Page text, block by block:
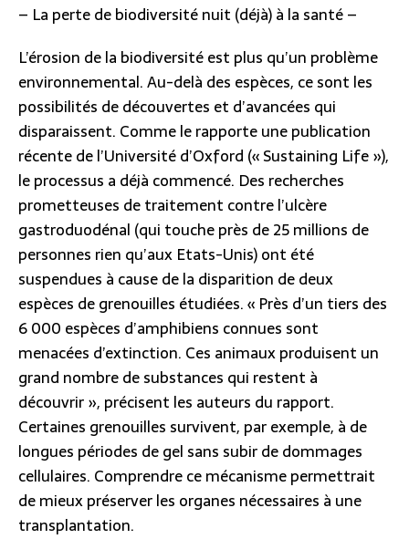
– La perte de biodiversité nuit (déjà) à la santé –
L’érosion de la biodiversité est plus qu’un problème
environnemental. Au-delà des espèces, ce sont les
possibilités de découvertes et d’avancées qui
disparaissent. Comme le rapporte une publication
récente de l’Université d’Oxford (« Sustaining Life »),
le processus a déjà commencé. Des recherches
prometteuses de traitement contre l’ulcère
gastroduodénal (qui touche près de 25 millions de
personnes rien qu’aux Etats-Unis) ont été
suspendues à cause de la disparition de deux
espèces de grenouilles étudiées. « Près d’un tiers des
6 000 espèces d’amphibiens connues sont
menacées d’extinction. Ces animaux produisent un
grand nombre de substances qui restent à
découvrir », précisent les auteurs du rapport.
Certaines grenouilles survivent, par exemple, à de
longues périodes de gel sans subir de dommages
cellulaires. Comprendre ce mécanisme permettrait
de mieux préserver les organes nécessaires à une
transplantation.